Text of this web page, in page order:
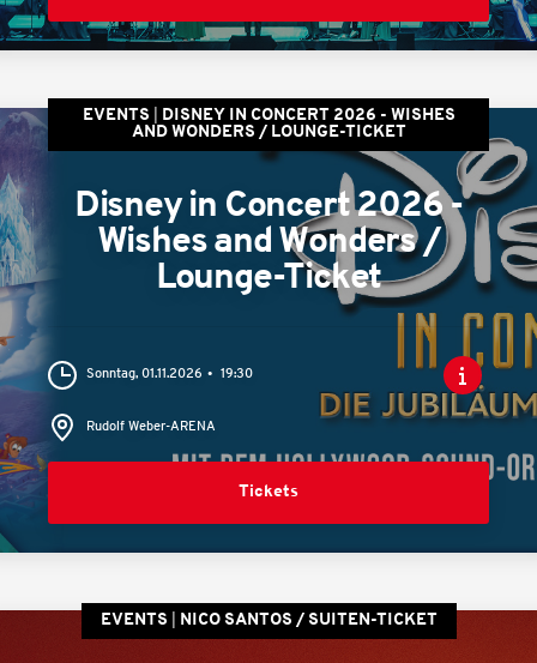
EVENTS
DISNEY IN CONCERT 2026 - WISHES
AND WONDERS / LOUNGE-TICKET
Disney in Concert 2026 -
Wishes and Wonders /
Lounge-Ticket
Sonntag, 01.11.2026 19:30
Rudolf Weber-ARENA
Tickets
EVENTS NICO SANTOS / SUITEN-TICKET